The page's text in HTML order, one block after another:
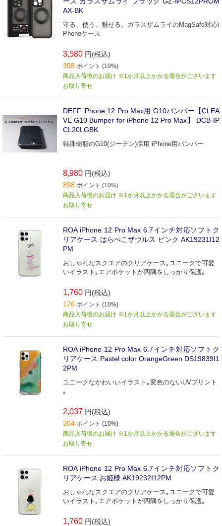
AX-BK
守る、使う、魅せる。ガラスザムライのMagSafe対応i
Phoneケース
3,580 円(税込)
358 ポイント (10%)
商品入荷後のお届け ※1か月以上かかる場合がございます
お取り寄せ
DEFF iPhone 12 Pro Max用 G10バンパー【CLEA
VE G10 Bumper for iPhone 12 Pro Max】 DCB-IP
CL20LGBK
特殊樹脂のG10(ジーテン)採用 iPhone用バンパー
8,980 円(税込)
898 ポイント (10%)
商品入荷後のお届け ※1か月以上かかる場合がございます
お取り寄せ
ROA iPhone 12 Pro Max 6.7インチ対応ソフトク
リアケース はらぺこザウルス ピンク AK19231I12
PM
おしゃれなスクエアのクリアケース｡ユニークで可愛
いイラスト｡エアポケットが四隅をしっかり保護｡
1,760 円(税込)
176 ポイント (10%)
商品入荷後のお届け ※1か月以上かかる場合がございます
お取り寄せ
ROA iPhone 12 Pro Max 6.7インチ対応ソフトク
リアケース Pastel color OrangeGreen DS19839I1
2PM
ユニークなかわいいイラスト｡変色のないUVプリント
｡
2,037 円(税込)
204 ポイント (10%)
商品入荷後のお届け ※1か月以上かかる場合がございます
お取り寄せ
ROA iPhone 12 Pro Max 6.7インチ対応ソフトク
リアケース お姫様 AK19232I12PM
おしゃれなスクエアのクリアケース｡ユニークで可愛
いイラスト｡エアポケットが四隅をしっかり保護｡
1,760 円(税込)